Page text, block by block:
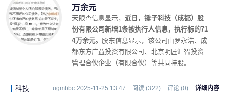
万余元
天眼查信息显示， 近日，锤子科技（成都）股
份有限公司新增1条被执行人信息，执行标的71
4万余元。 股东信息显示，该公司由罗永浩、成
都东方广益投资有限公司、北京明匠汇智投资
管理合伙企业（有限合伙）等共同持股。
科技 ugmbbc 2025-11-25 13:47 阅读 (322) 评论 (0) 详细内容